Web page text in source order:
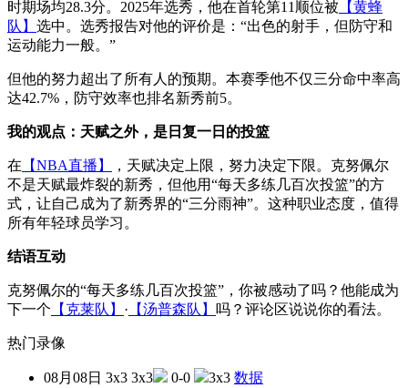
时期场均28.3分。2025年选秀，他在首轮第11顺位被 【黄蜂
队】 选中。选秀报告对他的评价是：“出色的射手，但防守和
运动能力一般。”
但他的努力超出了所有人的预期。本赛季他不仅三分命中率高
达42.7%，防守效率也排名新秀前5。
我的观点：天赋之外，是日复一日的投篮
在 【NBA直播】
，天赋决定上限，努力决定下限。克努佩尔
不是天赋最炸裂的新秀，但他用“每天多练几百次投篮”的方
式，让自己成为了新秀界的“三分雨神”。这种职业态度，值得
所有年轻球员学习。
结语互动
克努佩尔的“每天多练几百次投篮”，你被感动了吗？他能成为
下一个 【克莱队】 · 【汤普森队】 吗？评论区说说你的看法。
热门录像
08月08日 3x3 3x3 0-0 3x3 数据